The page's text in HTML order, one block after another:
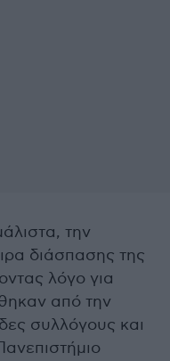
την
διάσπασης της
λόγο για
από την
συλλόγους και